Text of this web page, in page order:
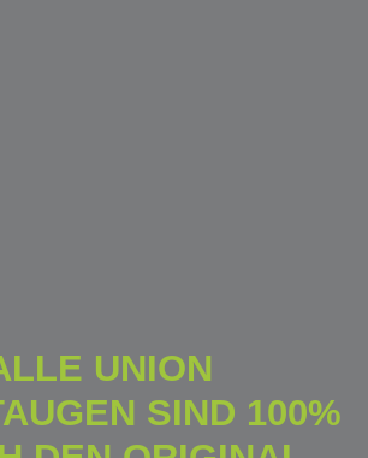
UNION
SIND 100%